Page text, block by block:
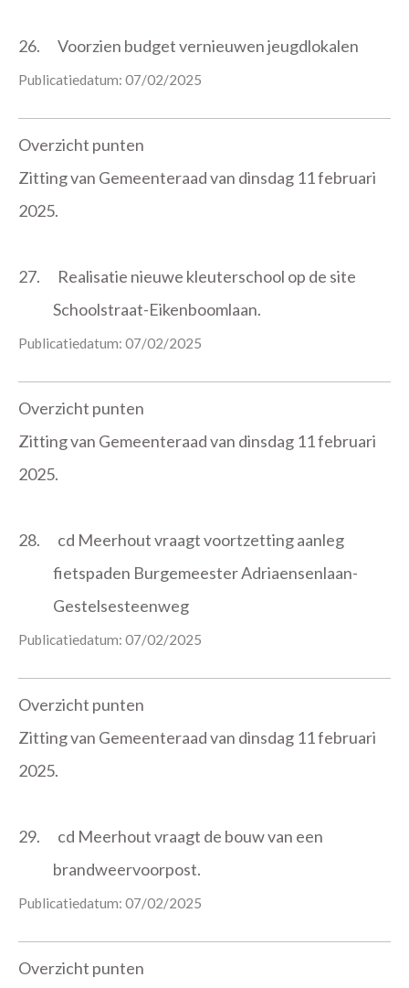
26. Voorzien budget vernieuwen jeugdlokalen
Publicatiedatum: 07/02/2025
Overzicht punten
Zitting van Gemeenteraad van dinsdag 11 februari
2025.
27.
Realisatie nieuwe kleuterschool op de site
Schoolstraat-Eikenboomlaan.
Publicatiedatum: 07/02/2025
Overzicht punten
Zitting van Gemeenteraad van dinsdag 11 februari
2025.
28.
cd Meerhout vraagt voortzetting aanleg
fietspaden Burgemeester Adriaensenlaan-
Gestelsesteenweg
Publicatiedatum: 07/02/2025
Overzicht punten
Zitting van Gemeenteraad van dinsdag 11 februari
2025.
29.
cd Meerhout vraagt de bouw van een
brandweervoorpost.
Publicatiedatum: 07/02/2025
Overzicht punten